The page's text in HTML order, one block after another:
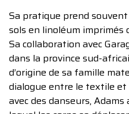
Sa pratique prend
sols en linoléum imprimés
Sa collaboration avec
dans la province sud-
d’origine de sa famille
dialogue entre le textile et
avec des danseurs,